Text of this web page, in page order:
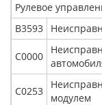
Рулевое
В3593
С0000
С0253
модулем